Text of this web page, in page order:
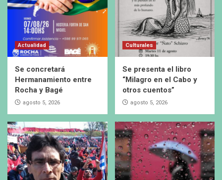
Actualidad
Se concretará
Hermanamiento entre
Rocha y Bagé
agosto 5, 2026
Culturales
Se presenta el libro
“Milagro en el Cabo y
otros cuentos”
agosto 5, 2026